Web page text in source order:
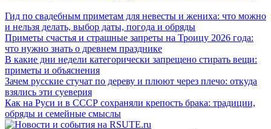
Гид по свадебным приметам для невесты и жениха: что можно
и нельзя делать, выбор даты, погода и обряды
Приметы счастья и страшные запреты на Троицу 2026 года:
что нужно знать о древнем празднике
В какие дни недели категорически запрещено стирать вещи:
приметы и объяснения
Зачем русские стучат по дереву и плюют через плечо: откуда
взялись эти суеверия
Как на Руси и в СССР сохраняли крепость брака: традиции,
обряды и семейные смыслы